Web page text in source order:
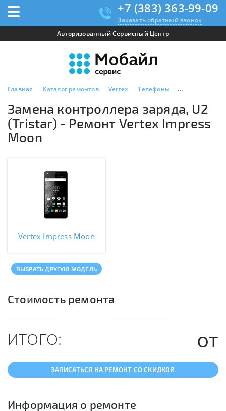
+7 (383) 363-99-09
Заказать обратный звонок
Авторизованный Сервисный Центр
Главная Каталог ремонтов Vertex Телефоны Vertex
Замена контроллера заряда, U2
(Tristar) - Ремонт Vertex Impress
Moon
Vertex Impress Moon
ВЫБРАТЬ ДРУГУЮ МОДЕЛЬ
Стоимость ремонта
ИТОГО: от
ЗАПИСАТЬСЯ НА РЕМОНТ СО СКИДКОЙ
Информация о ремонте